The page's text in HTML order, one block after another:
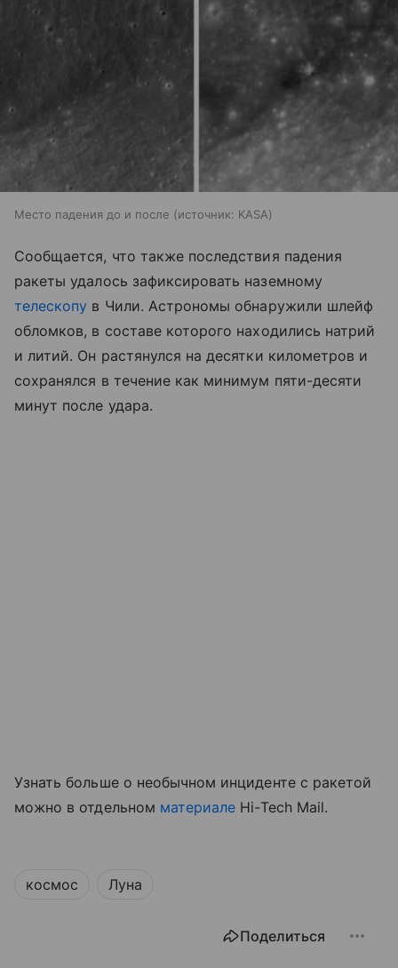
Место падения до и после источник: KASA
Сообщается, что также последствия падения
ракеты удалось зафиксировать наземному
телескопу в Чили. Астрономы обнаружили шлейф
обломков, в составе которого находились натрий
и литий. Он растянулся на десятки километров и
сохранялся в течение как минимум пяти-десяти
минут после удара.
Узнать больше о необычном инциденте с ракетой
можно в отдельном материале Hi-Tech Mail.
космос Луна
Поделиться